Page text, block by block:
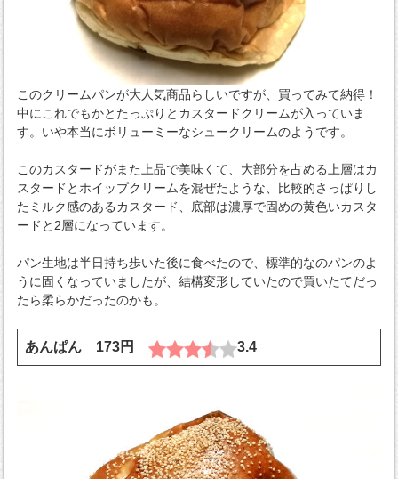
このクリームパンが大人気商品らしいですが、買ってみて納得！
中にこれでもかとたっぷりとカスタードクリームが入っていま
す。いや本当にボリューミーなシュークリームのようです。
このカスタードがまた上品で美味くて、大部分を占める上層はカ
スタードとホイップクリームを混ぜたような、比較的さっぱりし
たミルク感のあるカスタード、底部は濃厚で固めの黄色いカスタ
ードと2層になっています。
パン生地は半日持ち歩いた後に食べたので、標準的なのパンのよ
うに固くなっていましたが、結構変形していたので買いたてだっ
たら柔らかだったのかも。
あんぱん 173円 3.4